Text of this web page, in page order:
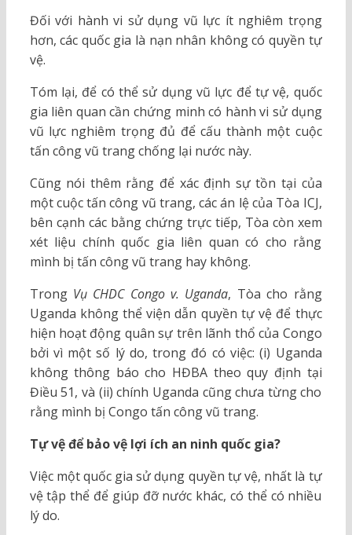
Đối với hành vi sử dụng vũ lực ít nghiêm trọng
hơn, các quốc gia là nạn nhân không có quyền tự
vệ.
Tóm lại, để có thể sử dụng vũ lực để tự vệ, quốc
gia liên quan cần chứng minh có hành vi sử dụng
vũ lực nghiêm trọng đủ để cấu thành một cuộc
tấn công vũ trang chống lại nước này.
Cũng nói thêm rằng để xác định sự tồn tại của
một cuộc tấn công vũ trang, các án lệ của Tòa ICJ,
bên cạnh các bằng chứng trực tiếp, Tòa còn xem
xét liệu chính quốc gia liên quan có cho rằng
mình bị tấn công vũ trang hay không.
Trong Vụ CHDC Congo v. Uganda, Tòa cho rằng
Uganda không thể viện dẫn quyền tự vệ để thực
hiện hoạt động quân sự trên lãnh thổ của Congo
bởi vì một số lý do, trong đó có việc: (i) Uganda
không thông báo cho HĐBA theo quy định tại
Điều 51, và (ii) chính Uganda cũng chưa từng cho
rằng mình bị Congo tấn công vũ trang.
Tự vệ để bảo vệ lợi ích an ninh quốc gia?
Việc một quốc gia sử dụng quyền tự vệ, nhất là tự
vệ tập thể để giúp đỡ nước khác, có thể có nhiều
lý do.